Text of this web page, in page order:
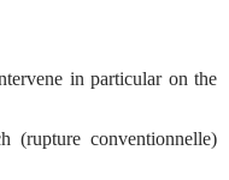
in particular on the
(rupture conventionnelle)